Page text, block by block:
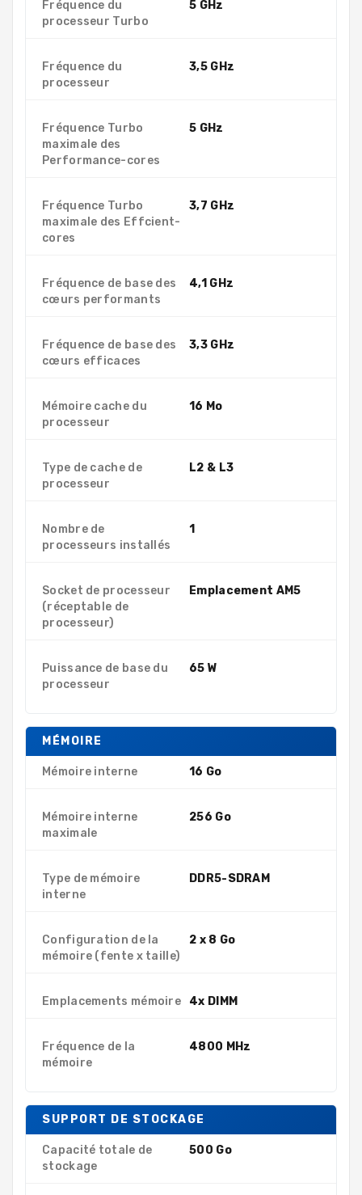
Fréquence du
processeur Turbo
5 GHz
Fréquence du
processeur
3,5 GHz
Fréquence Turbo
maximale des
Performance-cores
5 GHz
Fréquence Turbo
maximale des Effcient-
cores
3,7 GHz
Fréquence de base des
cœurs performants
4,1 GHz
Fréquence de base des
cœurs efficaces
3,3 GHz
Mémoire cache du
processeur
16 Mo
Type de cache de
processeur
L2 & L3
Nombre de
processeurs installés
1
Socket de processeur
(réceptable de
processeur)
Emplacement AM5
Puissance de base du
processeur
65 W
MÉMOIRE
Mémoire interne 16 Go
Mémoire interne
maximale
256 Go
Type de mémoire
interne
DDR5-SDRAM
Configuration de la
mémoire (fente x taille)
2 x 8 Go
Emplacements mémoire 4x DIMM
Fréquence de la
mémoire
4800 MHz
SUPPORT DE STOCKAGE
Capacité totale de
stockage
500 Go